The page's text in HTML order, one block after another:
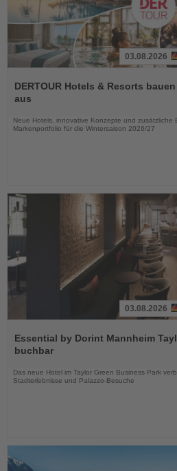
Sie
die
03.08.2026
DERTOUR Hotels & Resorts
aus
Neue Hotels, innovative Konzepte und zusätzliche
Markenportfolio für die Wintersaison 2026/27
Sie
die
03.08.2026
Essential by Dorint Mannheim
buchbar
Das neue Hotel im Taylor Green Business Park
Stadterlebnisse und Palazzo-Besuche